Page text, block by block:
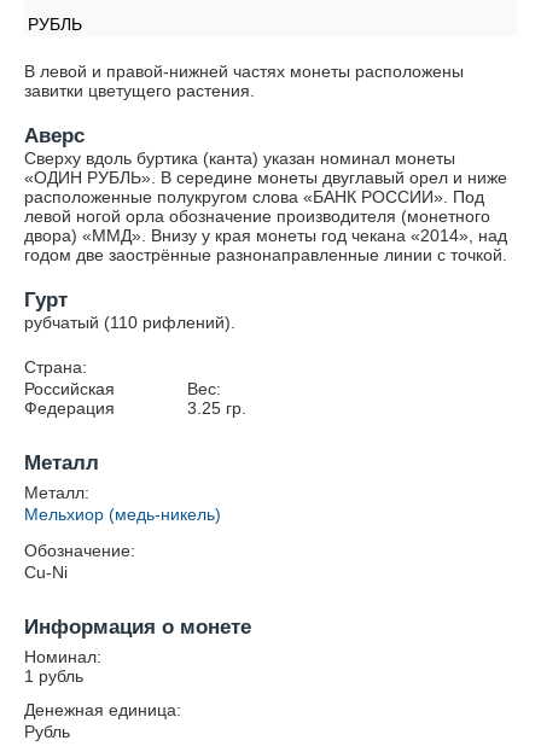
РУБЛЬ
В левой и правой-нижней частях монеты расположены
завитки цветущего растения.
Аверс
Сверху вдоль буртика (канта) указан номинал монеты
«ОДИН РУБЛЬ». В середине монеты двуглавый орел и ниже
расположенные полукругом слова «БАНК РОССИИ». Под
левой ногой орла обозначение производителя (монетного
двора) «ММД». Внизу у края монеты год чекана «2014», над
годом две заострённые разнонаправленные линии с точкой.
Гурт
рубчатый (110 рифлений).
Страна:
Российская
Федерация
Вес:
3.25гр.
Металл
Металл:
Мельхиор (медь-никель)
Обозначение:
Cu-Ni
Информация о монете
Номинал:
1 рубль
Денежная единица:
Рубль